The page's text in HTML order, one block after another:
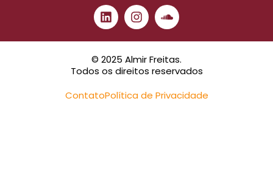
© 2025 Almir Freitas.
Todos os direitos reservados
ContatoPolítica de Privacidade